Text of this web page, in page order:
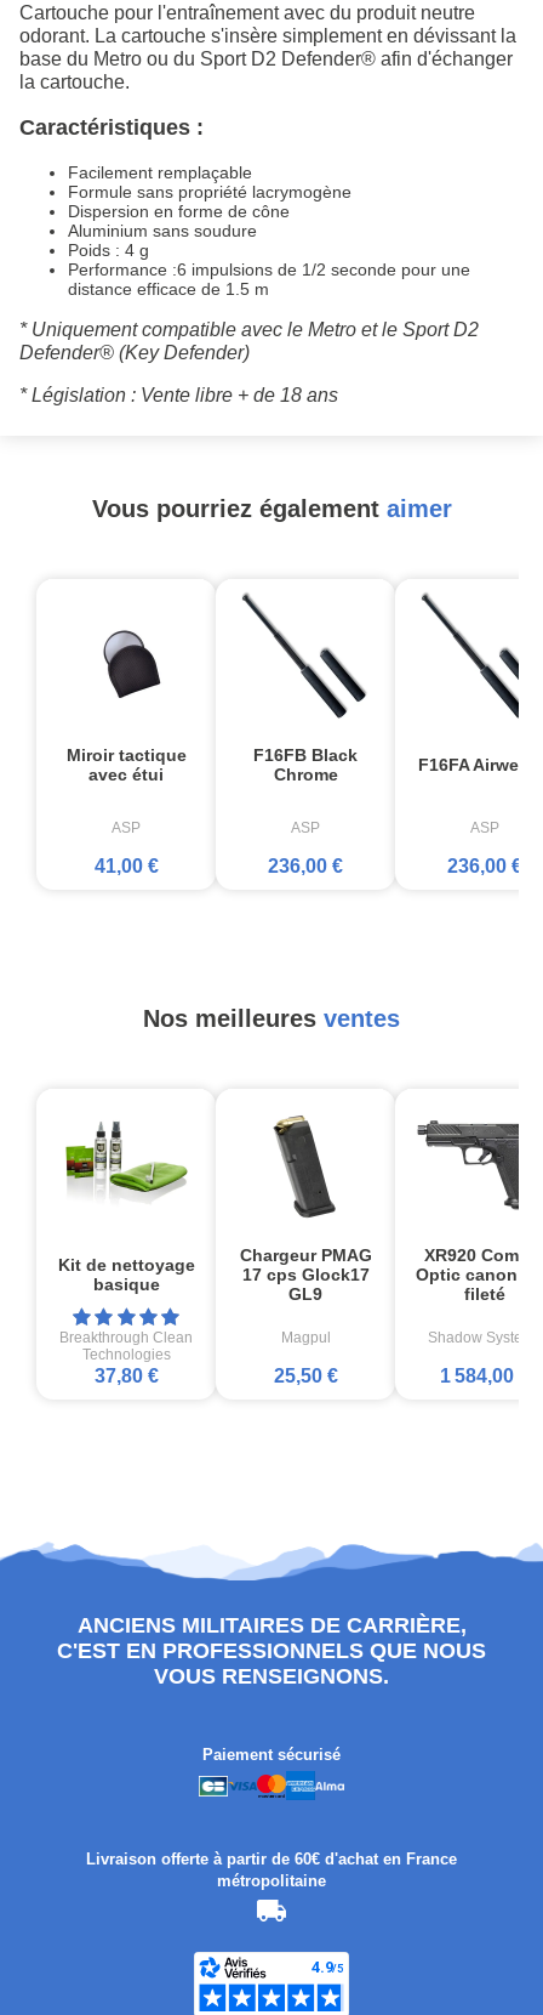
Cartouche pour l'entraînement avec du produit neutre
odorant. La cartouche s'insère simplement en dévissant la
base du Metro ou du Sport D2 Defender® afin d'échanger
la cartouche.
Caractéristiques :
Facilement remplaçable
Formule sans propriété lacrymogène
Dispersion en forme de cône
Aluminium sans soudure
Poids : 4 g
Performance :6 impulsions de 1/2 seconde pour une
distance efficace de 1.5 m
* Uniquement compatible avec le Metro et le Sport D2
Defender® (Key Defender)
* Législation : Vente libre + de 18 ans
Vous pourriez également aimer
Miroir tactique
avec étui
ASP
41,00 €
F16FB Black
Chrome
ASP
236,00 €
F16FA
ASP
236,00 €
Nos meilleures ventes
Kit de nettoyage
basique
Breakthrough Clean
Technologies
37,80 €
Chargeur PMAG
17 cps Glock17
GL9
Magpul
25,50 €
XR920
Optic canon
fileté
Shadow Systems
1 584,00 €
ANCIENS MILITAIRES DE CARRIÈRE,
C'EST EN PROFESSIONNELS QUE NOUS
VOUS RENSEIGNONS.
Paiement sécurisé
Livraison offerte à partir de 60€ d'achat en France
métropolitaine